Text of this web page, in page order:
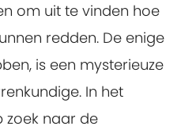
om uit te vinden hoe
redden. De enige
is een mysterieuze
In het
zoek naar de